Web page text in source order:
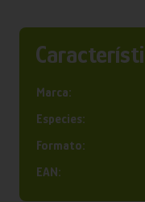
Marca:
Especies:
Formato:
EAN: